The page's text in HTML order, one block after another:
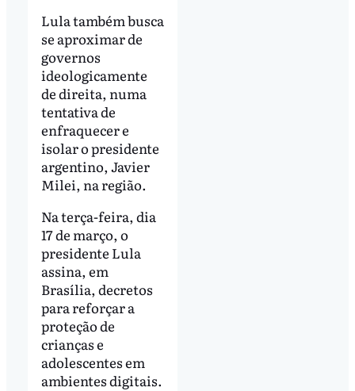
Lula também busca
se aproximar de
governos
ideologicamente
de direita, numa
tentativa de
enfraquecer e
isolar o presidente
argentino, Javier
Milei, na região.
Na terça-feira, dia
17 de março, o
presidente Lula
assina, em
Brasília, decretos
para reforçar a
proteção de
crianças e
adolescentes em
ambientes digitais.